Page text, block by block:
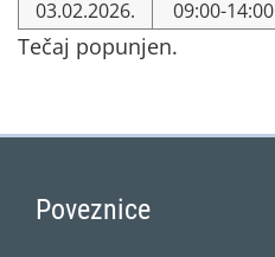
03.02.2026. 09:00-14:00
Tečaj popunjen.
Poveznice